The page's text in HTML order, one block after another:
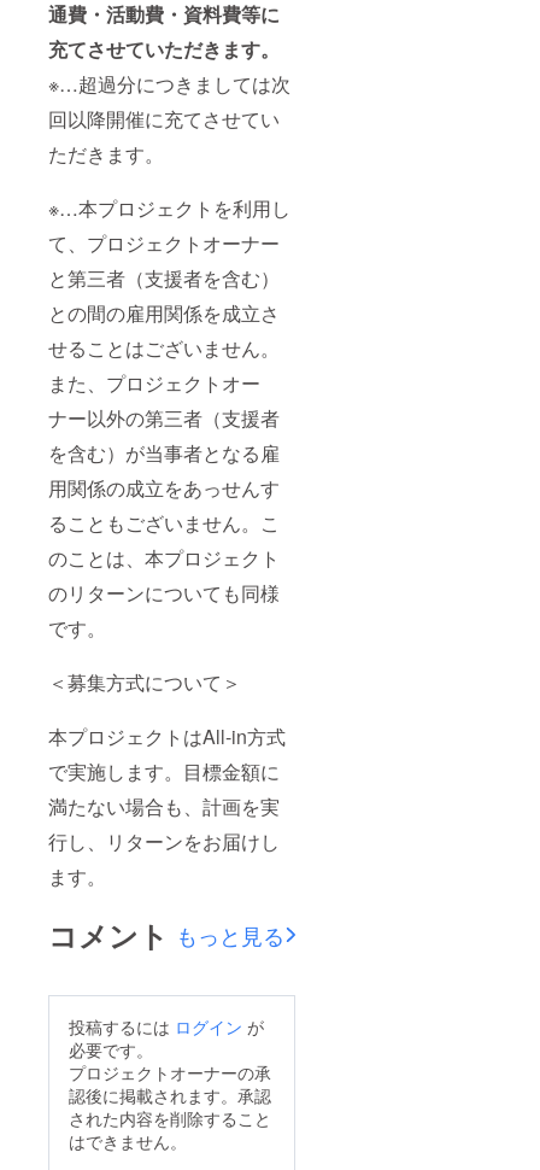
通費・活動費・資料費等に
充てさせていただきます。
※…超過分につきましては次
回以降開催に充てさせてい
ただきます。
※…本プロジェクトを利用し
て、プロジェクトオーナー
と第三者（支援者を含む）
との間の雇用関係を成立さ
せることはございません。
また、プロジェクトオー
ナー以外の第三者（支援者
を含む）が当事者となる雇
用関係の成立をあっせんす
ることもございません。こ
のことは、本プロジェクト
のリターンについても同様
です。
＜募集方式について＞
本プロジェクトはAll-in方式
で実施します。目標金額に
満たない場合も、計画を実
行し、リターンをお届けし
ます。
コメント もっと見る
投稿するには ログイン が
必要です。
プロジェクトオーナーの承
認後に掲載されます。承認
された内容を削除すること
はできません。